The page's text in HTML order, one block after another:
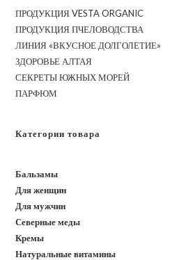
ПРОДУКЦИЯ VESTA ORGANIC
ПРОДУКЦИЯ ПЧЕЛОВОДСТВА
ЛИНИЯ «ВКУСНОЕ ДОЛГОЛЕТИЕ»
ЗДОРОВЬЕ АЛТАЯ
СЕКРЕТЫ ЮЖНЫХ МОРЕЙ
ПАРФЮМ
Категории товара
Бальзамы
Для женщин
Для мужчин
Северные меды
Кремы
Натуральные витамины